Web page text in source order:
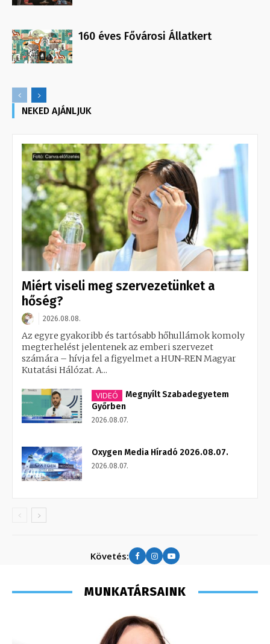
160 éves Fővárosi Állatkert
NEKED AJÁNLJUK
Miért viseli meg szervezetünket a
hőség?
2026.08.08.
Az egyre gyakoribb és tartósabb hőhullámok komoly
megterhelést jelentenek az emberi szervezet
számára – hívja fel a figyelmet a HUN-REN Magyar
Kutatási Hálózat. A...
VIDEÓ
Megnyílt Szabadegyetem
Győrben
2026.08.07.
Oxygen Media Híradó 2026.08.07.
2026.08.07.
Követés:
MUNKATÁRSAINK